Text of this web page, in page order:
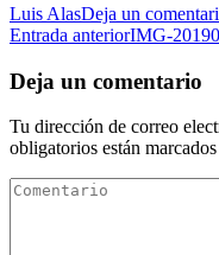
Luis AlasDeja un
Navegación
de
las
entradas
Entrada anteriorIMG-
Deja un comentario
Tu dirección de correo
obligatorios están
Comentario